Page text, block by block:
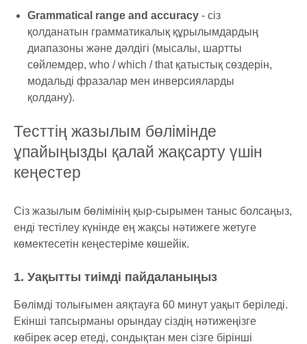
Grammatical range and accuracy - сіз
қолданатын грамматикалық құрылымдардың
диапазоны және дәлдігі (мысалы, шартты
сөйлемдер, who / which / that қатыстық сөздерін,
модальді фразалар мен инверсияларды
қолдану).
Тесттің жазылым бөлімінде
ұпайыңызды қалай жақсарту үшін
кеңестер
Сіз жазылым бөлімінің қыр-сырымен таныс болсаңыз,
енді тестілеу күнінде ең жақсы нәтижеге жетуге
көмектесетін кеңестеріме көшейік.
1. Уақытты тиімді пайдаланыңыз
Бөлімді толығымен аяқтауға 60 минут уақыт беріледі.
Екінші тапсырманы орындау сіздің нәтижеңізге
көбірек әсер етеді, сондықтан мен сізге бірінші